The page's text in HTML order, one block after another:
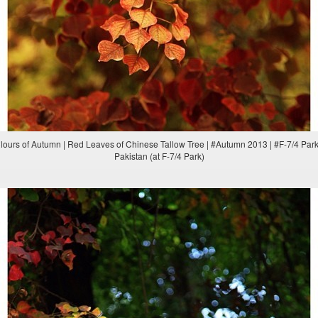
of Autumn | Red Leaves of Chinese Tallow Tree | #Autumn 2013 | #F-7/4
Pakistan (at F-7/4 Park)